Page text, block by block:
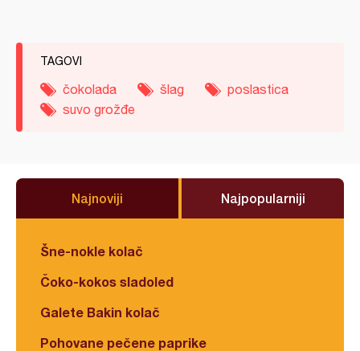
TAGOVI
čokolada šlag
poslastica
suvo grožđe
Najnoviji Najpopularniji
Šne-nokle kolač
Čoko-kokos sladoled
Galete Bakin kolač
Pohovane pečene paprike